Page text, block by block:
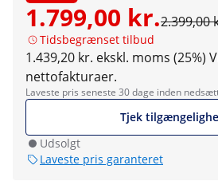
1.799,00 kr.2.399,00
Tidsbegrænset tilbud
1.439,20 kr. ekskl. moms (25%)
nettofakturaer.
Laveste pris seneste 30 dage inden
Tjek
Udsolgt
Laveste pris garanteret